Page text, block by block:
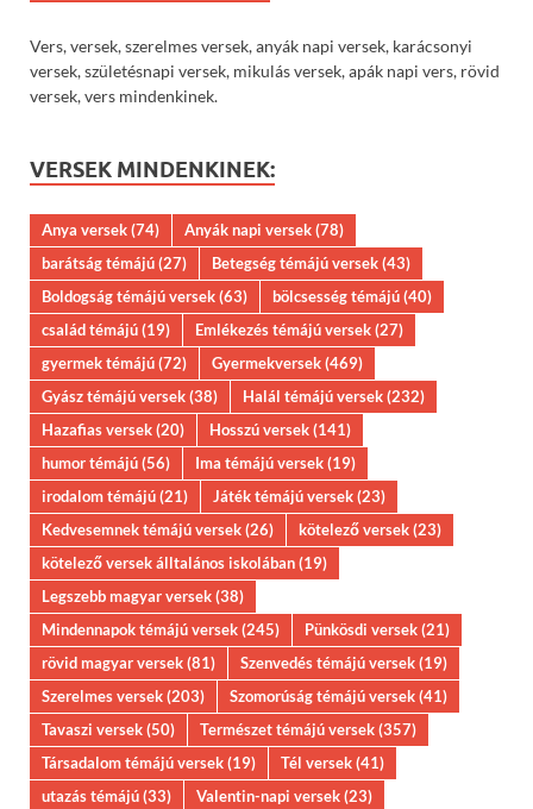
Vers, versek, szerelmes versek, anyák napi versek, karácsonyi
versek, születésnapi versek, mikulás versek, apák napi vers, rövid
versek, vers mindenkinek.
VERSEK MINDENKINEK:
Anya versek(74) Anyák napi versek(78)
barátság témájú(27) Betegség témájú versek(43)
Boldogság témájú versek(63) bölcsesség témájú(40)
család témájú(19) Emlékezés témájú versek(27)
gyermek témájú(72) Gyermekversek(469)
Gyász témájú versek(38) Halál témájú versek(232)
Hazafias versek(20) Hosszú versek(141)
humor témájú(56) Ima témájú versek(19)
irodalom témájú(21) Játék témájú versek(23)
Kedvesemnek témájú versek(26) kötelező versek(23)
kötelező versek álltalános iskolában(19)
Legszebb magyar versek(38)
Mindennapok témájú versek(245) Pünkösdi versek(21)
rövid magyar versek(81) Szenvedés témájú versek(19)
Szerelmes versek(203) Szomorúság témájú versek(41)
Tavaszi versek(50) Természet témájú versek(357)
Társadalom témájú versek(19) Tél versek(41)
utazás témájú(33) Valentin-napi versek(23)